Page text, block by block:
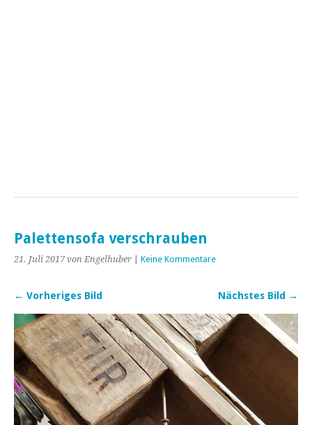
Palettensofa verschrauben
21. Juli 2017 von Engelhuber Keine Kommentare
← Vorheriges Bild Nächstes Bild →